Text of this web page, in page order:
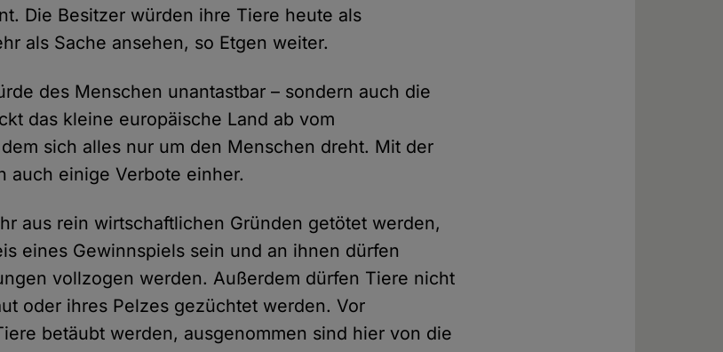
Die Besitzer würden ihre Tiere heute als
als Sache ansehen, so Etgen weiter.
des Menschen unantastbar – sondern auch die
das kleine europäische Land ab vom
sich alles nur um den Menschen dreht. Mit der
auch einige Verbote einher.
aus rein wirtschaftlichen Gründen getötet werden,
eines Gewinnspiels sein und an ihnen dürfen
vollzogen werden. Außerdem dürfen Tiere nicht
oder ihres Pelzes gezüchtet werden. Vor
betäubt werden, ausgenommen sind hier von die